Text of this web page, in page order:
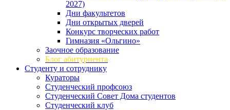
2027)
Дни факультетов
Дни открытых дверей
Конкурс творческих работ
Гимназия «Ольгино»
Заочное образование
Блог абитуриента
Студенту и сотруднику
Кураторы
Студенческий профсоюз
Студенческий Совет Дома студентов
Студенческий клуб